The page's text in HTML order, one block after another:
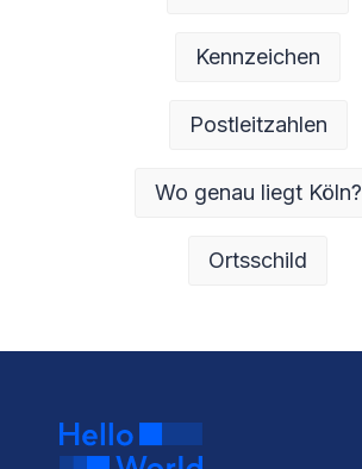
Kennzeichen
Postleitzahlen
Wo genau liegt Köln?
Ortsschild